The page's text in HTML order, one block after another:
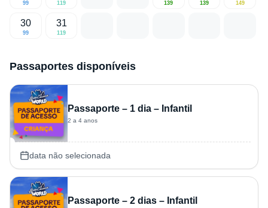
99 119 139 139 149
30
99
31
119
Passaportes disponíveis
Passaporte – 1 dia – Infantil
2 a 4 anos
data não selecionada
Passaporte – 2 dias – Infantil